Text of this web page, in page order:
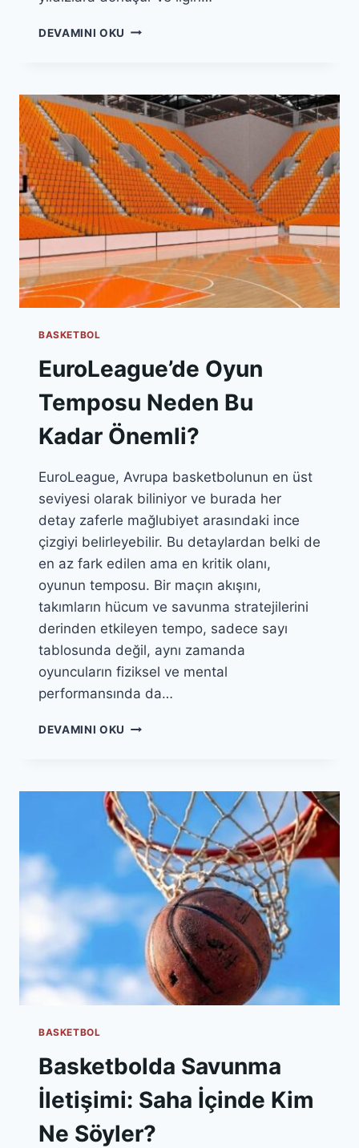
DEVAMINI OKU NBA’DE
NEDEN
SÜRPRIZ
YILDIZLAR
ÇIKARIR?
BASKETBOL
EuroLeague’de Oyun
Temposu Neden Bu
Kadar Önemli?
EuroLeague, Avrupa basketbolunun en üst
seviyesi olarak biliniyor ve burada her
detay zaferle mağlubiyet arasındaki ince
çizgiyi belirleyebilir. Bu detaylardan belki de
en az fark edilen ama en kritik olanı,
oyunun temposu. Bir maçın akışını,
takımların hücum ve savunma stratejilerini
derinden etkileyen tempo, sadece sayı
tablosunda değil, aynı zamanda
oyuncuların fiziksel ve mental
performansında da…
DEVAMINI OKU EUROLEAGUE’DE
BU
KADAR
ÖNEMLI?
BASKETBOL
Basketbolda Savunma
İletişimi: Saha İçinde Kim
Ne Söyler?